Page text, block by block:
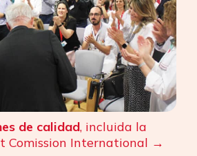
de calidad, incluida la
Comission International